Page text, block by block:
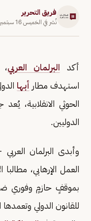
فريق التحرير
نُشر في الخميس 16 سبتمبر 2021
أكد البرلمان العربي،
استهدف مطار أبها
الحوثي الانقلابية،
الدوليين.
وأبدى البرلمان
العمل الإرهابي،
بموقفٍ حازمٍ وفوري ضد
للقانون الدولي